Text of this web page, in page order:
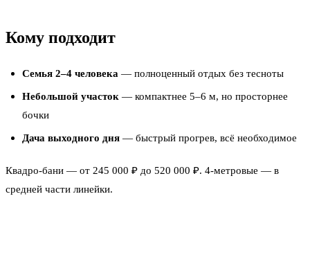
Кому подходит
Семья 2–4 человека — полноценный отдых без тесноты
Небольшой участок — компактнее 5–6 м, но просторнее
бочки
Дача выходного дня — быстрый прогрев, всё необходимое
Квадро-бани — от 245 000 ₽ до 520 000 ₽. 4-метровые — в
средней части линейки.